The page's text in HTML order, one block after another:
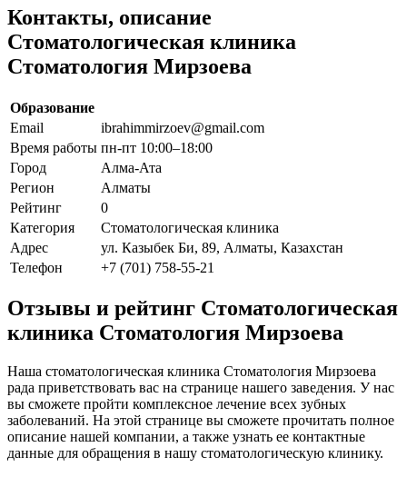
Контакты, описание
Стоматологическая клиника
Стоматология Мирзоева
Образование
Email
ibrahimmirzoev@gmail.com
Время работы пн-пт 10:00–18:00
Город
Алма-Ата
Регион
Алматы
Рейтинг
0
Категория
Стоматологическая клиника
Адрес
ул. Казыбек Би, 89, Алматы, Казахстан
Телефон
+7 (701) 758-55-21
Отзывы и рейтинг Стоматологическая
клиника Стоматология Мирзоева
Наша стоматологическая клиника Стоматология Мирзоева
рада приветствовать вас на странице нашего заведения. У нас
вы сможете пройти комплексное лечение всех зубных
заболеваний. На этой странице вы сможете прочитать полное
описание нашей компании, а также узнать ее контактные
данные для обращения в нашу стоматологическую клинику.